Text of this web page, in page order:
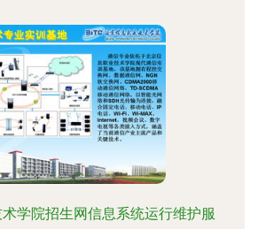
学院招生网信息系统运行维护服